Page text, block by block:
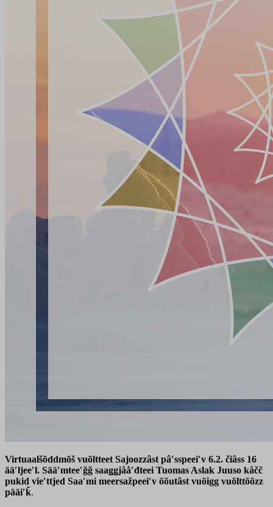
Virtuaalšõddmõš vuõltteet Sajoozzâst pâʹsspeeiʹv 6.2. čiâss 16
ääʹljeeʹl. Sääʹmteeʹǧǧ saaǥǥjååʹđteei Tuomas Aslak Juuso kåčč
pukid vieʹttjed Saaʹmi meersažpeeiʹv õõutâst vuõigg vuõlttõõzz
pääiʹǩ.